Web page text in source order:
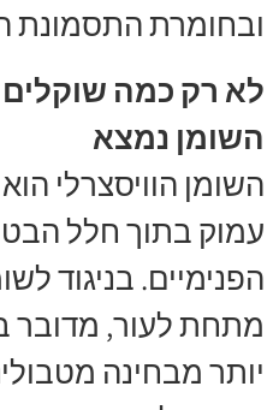
ובחומרת התסמונת
לא רק כמה
השומן נמצא
השומן הוויסצרלי
עמוק בתוך חלל
הפנימיים. בניגוד
מתחת לעור, מדובר
יותר מבחינה